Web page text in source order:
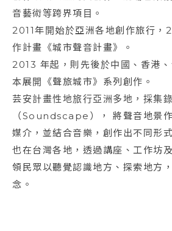
音藝術等跨界項目。
2011年開始於亞洲各地創作旅行，
作計畫《城市聲音計畫》。
2013 年起，則先後於中國、香港
本展開《聲旅城市》系列創作。
芸安計畫性地旅行亞洲多地，採集
（Soundscape）， 將聲音地景
媒介，並結合音樂，創作出不同形
也在台灣各地，透過講座、工作坊
領民眾以聽覺認識地方、探索地方
念。